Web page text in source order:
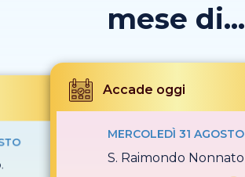
mese di...
Accade oggi
MERCOLEDÌ 31 AGOSTO
S. Raimondo Nonnato